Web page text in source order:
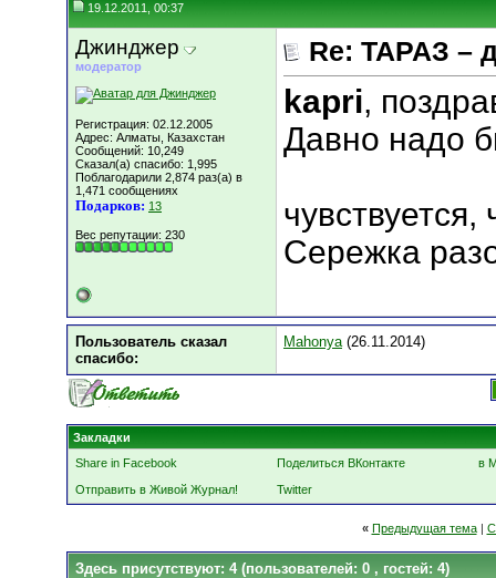
19.12.2011, 00:37
Джинджер
модератор
Регистрация: 02.12.2005
Адрес: Алматы, Казахстан
Сообщений: 10,249
Сказал(а) спасибо: 1,995
Поблагодарили 2,874 раз(а) в
1,471 сообщениях
Подарков: 13
Вес репутации: 230
Re: ТАРАЗ –
kapri,
Давно надо
Сережка
Пользователь сказал
cпасибо:
Mahonya(26.11.2014)
Закладки
Share in Facebook
Поделиться ВКонтакте
в
Отправить в Живой Журнал!
Twitter
« Предыдущая тема|
Здесь присутствуют: 4 (пользователей: 0 , гостей: 4)